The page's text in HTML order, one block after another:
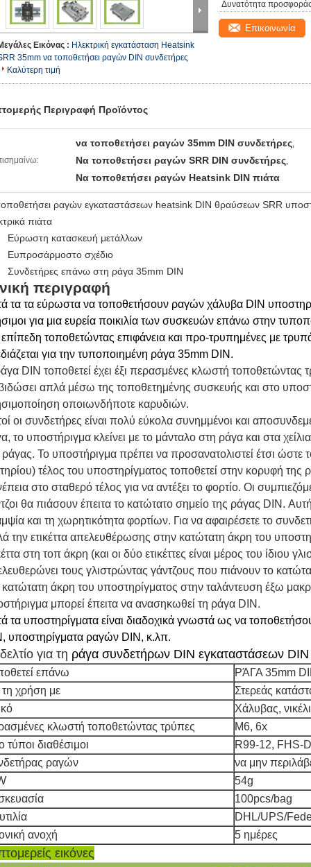
Εικόνας : Ηλεκτρική εγκατάσταση Heatsink
35mm να τοποθετήσει ραγών DIN συνδετήρες
Καλύτερη τιμή
Δυνατότητα
Επικοινωνία
Περιγραφή Προϊόντος
να τοποθετήσει ραγών 35mm DIN συνδετήρες,
Να τοποθετήσει ραγών SRR DIN συνδετήρες,
Να τοποθετήσει ραγών Heatsink DIN πιάτα
ραγών εγκαταστάσεων heatsink DIN θραύσεων SRR
πιάτα
Εύρωστη κατασκευή μετάλλων
Ευπροσάρμοστο σχέδιο
Συνδετήρες επάνω στη ράγα 35mm DIN
περιγραφή
τα τα εύρωστα να τοποθετήσουν ραγών χάλυβα DIN
για μια ευρεία ποικιλία των συσκευών επάνω στην
επίπεδη τοποθετώντας επιφάνεια και προ-τρυπημένες με
για την τυποποιημένη ράγα 35mm DIN.
DIN τοποθετεί έχει έξι περασμένες κλωστή τοποθετώντας
απλά μέσω της τοποθετημένης συσκευής και στο
οποιωνδήποτε καρυδιών.
οι συνδετήρες είναι πολύ εύκολα συνημμένοι και
το υποστήριγμα κλείνει με το μάνταλο στη ράγα και στα
ράγας. Το υποστήριγμα πρέπει να προσανατολιστεί έτσι ώστε
τέλος του υποστηρίγματος τοποθετεί στην κορυφή της
στο σταθερό τέλος για να αντέξει το φορτίο. Οι
θα πιάσουν έπειτα το κατώτατο σημείο της ράγας DIN.
και τη χωρητικότητα φορτίων. Για να αφαιρέσετε το
την ετικέττα απελευθέρωσης στην κατώτατη άκρη του
στη τοπ άκρη (και οι δύο ετικέττες είναι μέρος του ίδιου
τους γλιστρώντας γάντζους που πιάνουν το
κατώτατη άκρη του υποστηρίγματος στην ταλάντευση έξω
μπορεί έπειτα να ανασηκωθεί τη ράγα DIN.
τα υποστηρίγματα είναι διαδοχικά γνωστά ως να
υποστηρίγματα ραγών DIN, κ.λπ.
για τη ράγα συνδετήρων DIN εγκαταστάσεων DIN
επάνω
ΡΆΓΑ 35mm
τη χρήση με
Στερεάς
Χάλυβας,
κλωστή τοποθετώντας τρύπες
M6, 6x
τύποι διαθέσιμοι
R99-12, FHS-
ραγών
να μην
54g
100pcs/bag
DHL/UPS/
ανοχή
5 ημέρες
εικόνες